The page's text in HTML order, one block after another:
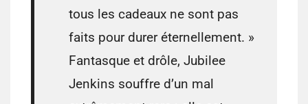
tous les cadeaux ne sont pas
faits pour durer éternellement. »
Fantasque et drôle, Jubilee
Jenkins souffre d’un mal